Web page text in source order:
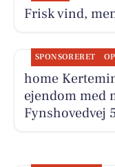
Frisk vind,
SPONSORERET
home
ejendom med
Fynshovedvej